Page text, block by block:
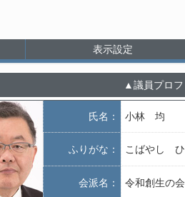
表示設定
議員プロ
氏名： 小林 均
ふりがな： こばやし ひ
会派名： 令和創生の会